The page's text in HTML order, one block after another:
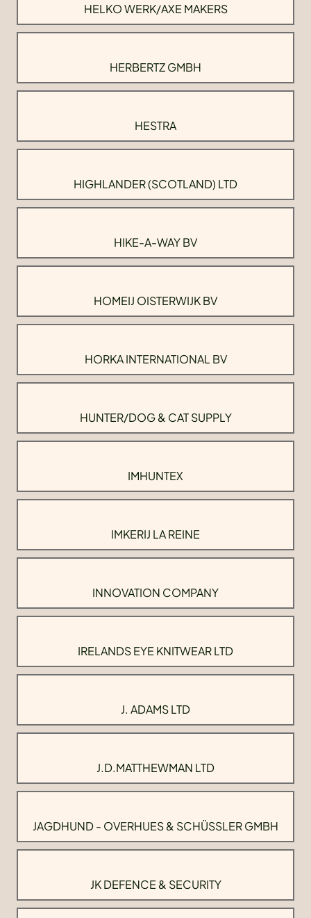
HELKO WERK/AXE MAKERS
HERBERTZ GMBH
HESTRA
HIGHLANDER (SCOTLAND) LTD
HIKE-A-WAY BV
HOMEIJ OISTERWIJK BV
HORKA INTERNATIONAL BV
HUNTER/DOG & CAT SUPPLY
IMHUNTEX
IMKERIJ LA REINE
INNOVATION COMPANY
IRELANDS EYE KNITWEAR LTD
J. ADAMS LTD
J.D.MATTHEWMAN LTD
JAGDHUND - OVERHUES & SCHÜSSLER GMBH
JK DEFENCE & SECURITY